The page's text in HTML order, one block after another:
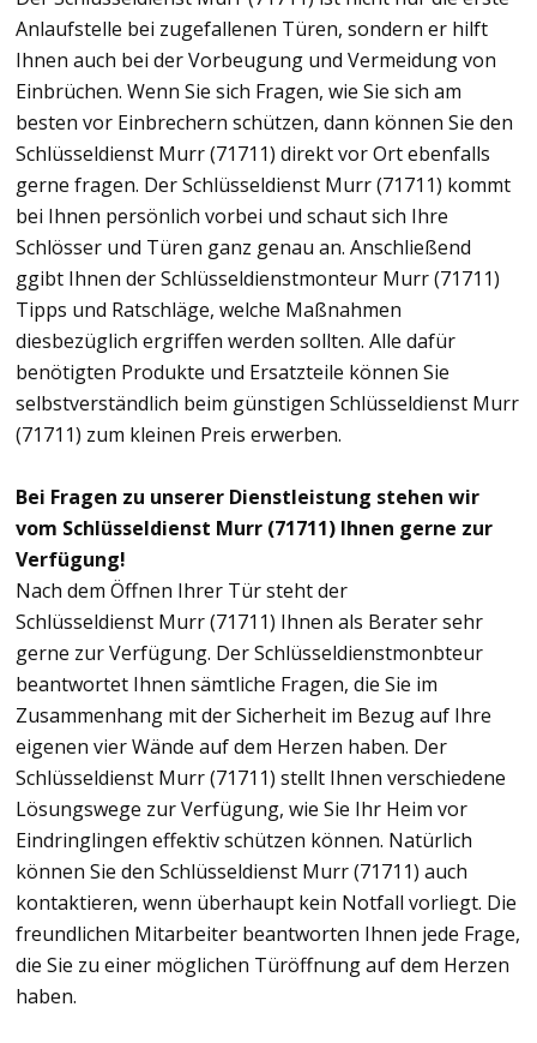
Anlaufstelle bei zugefallenen Türen, sondern er hilft
Ihnen auch bei der Vorbeugung und Vermeidung von
Einbrüchen. Wenn Sie sich Fragen, wie Sie sich am
besten vor Einbrechern schützen, dann können Sie den
Schlüsseldienst Murr (71711) direkt vor Ort ebenfalls
gerne fragen. Der Schlüsseldienst Murr (71711) kommt
bei Ihnen persönlich vorbei und schaut sich Ihre
Schlösser und Türen ganz genau an. Anschließend
ggibt Ihnen der Schlüsseldienstmonteur Murr (71711)
Tipps und Ratschläge, welche Maßnahmen
diesbezüglich ergriffen werden sollten. Alle dafür
benötigten Produkte und Ersatzteile können Sie
selbstverständlich beim günstigen Schlüsseldienst Murr
(71711) zum kleinen Preis erwerben.
Bei Fragen zu unserer Dienstleistung stehen wir
vom Schlüsseldienst Murr (71711) Ihnen gerne zur
Verfügung!
Nach dem Öffnen Ihrer Tür steht der
Schlüsseldienst Murr (71711) Ihnen als Berater sehr
gerne zur Verfügung. Der Schlüsseldienstmonbteur
beantwortet Ihnen sämtliche Fragen, die Sie im
Zusammenhang mit der Sicherheit im Bezug auf Ihre
eigenen vier Wände auf dem Herzen haben. Der
Schlüsseldienst Murr (71711) stellt Ihnen verschiedene
Lösungswege zur Verfügung, wie Sie Ihr Heim vor
Eindringlingen effektiv schützen können. Natürlich
können Sie den Schlüsseldienst Murr (71711) auch
kontaktieren, wenn überhaupt kein Notfall vorliegt. Die
freundlichen Mitarbeiter beantworten Ihnen jede Frage,
die Sie zu einer möglichen Türöffnung auf dem Herzen
haben.